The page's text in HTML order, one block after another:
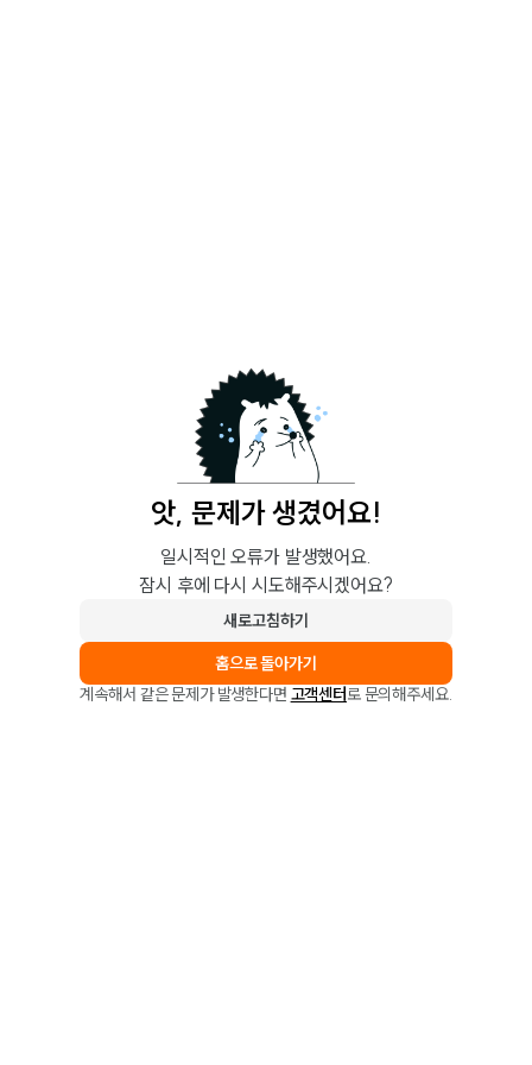
앗, 문제가 생겼어요!
일시적인 오류가 발생했어요.
잠시 후에 다시 시도해주시겠어요?
새로고침하기
홈으로 돌아가기
계속해서 같은 문제가 발생한다면 고객센터로 문의해주세요.